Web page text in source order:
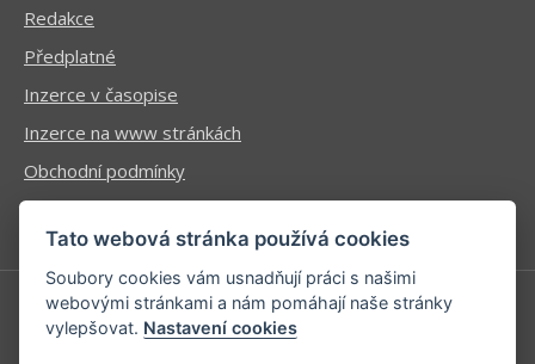
Redakce
Předplatné
Inzerce v časopise
Inzerce na www stránkách
Obchodní podmínky
Ochrana osobních údajů
Příhlášení | Registrace
Tato webová stránka používá cookies
Soubory cookies vám usnadňují práci s našimi
webovými stránkami a nám pomáhají naše stránky
vylepšovat. Nastavení cookies